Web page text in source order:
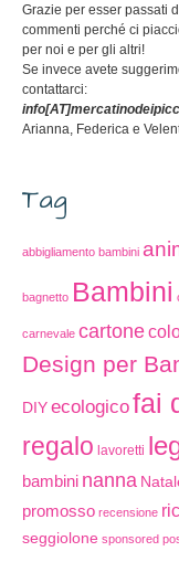
Grazie per esser passati
commenti perché ci
per noi e per gli altri!
Se invece avete
contattarci:
Arianna, Federica e
Tag
abbigliamento bambini
bagnetto Bambini
carnevale cartone
Design per
DIYecologicofai
regalo lavoretti
bambini nanna
promosso recensione
seggiolone sponsored